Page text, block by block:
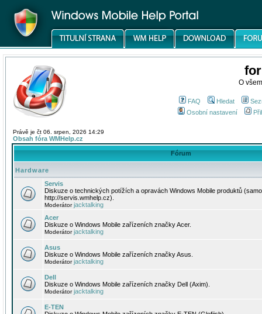
O
FAQ Hledat
Osobní nastavení
Právě je čt 06. srpen, 2026 14:29
Obsah fóra WMHelp.cz
Fórum
Hardware
Servis
Diskuze o technických potížích a opravách Windows Mobile produktů
http://servis.wmhelp.cz).
Moderátorjacktalking
Acer
Diskuze o Windows Mobile zařízeních značky Acer.
Moderátorjacktalking
Asus
Diskuze o Windows Mobile zařízeních značky Asus.
Moderátorjacktalking
Dell
Diskuze o Windows Mobile zařízeních značky Dell (Axim).
Moderátorjacktalking
E-TEN